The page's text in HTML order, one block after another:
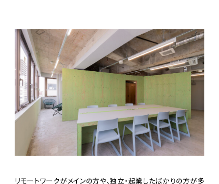
リモートワークがメインの方や、独立・起業したばかりの方が多